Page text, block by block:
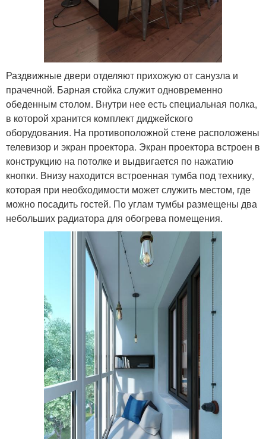
Раздвижные двери отделяют прихожую от санузла и
прачечной. Барная стойка служит одновременно
обеденным столом. Внутри нее есть специальная полка,
в которой хранится комплект диджейского
оборудования. На противоположной стене расположены
телевизор и экран проектора. Экран проектора встроен в
конструкцию на потолке и выдвигается по нажатию
кнопки. Внизу находится встроенная тумба под технику,
которая при необходимости может служить местом, где
можно посадить гостей. По углам тумбы размещены два
небольших радиатора для обогрева помещения.